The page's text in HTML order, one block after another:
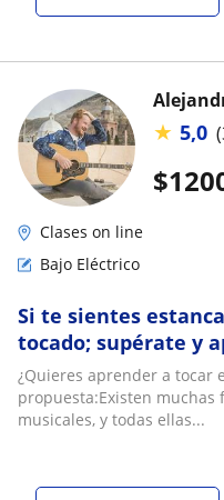
$
★ 5,0
Clases on line
Bajo Eléctrico
Si te sientes
tocado; supérate y
Desde tu casa,
¿Quieres aprender a tocar
propuesta:Existen muchas
musicales, y todas ellas...